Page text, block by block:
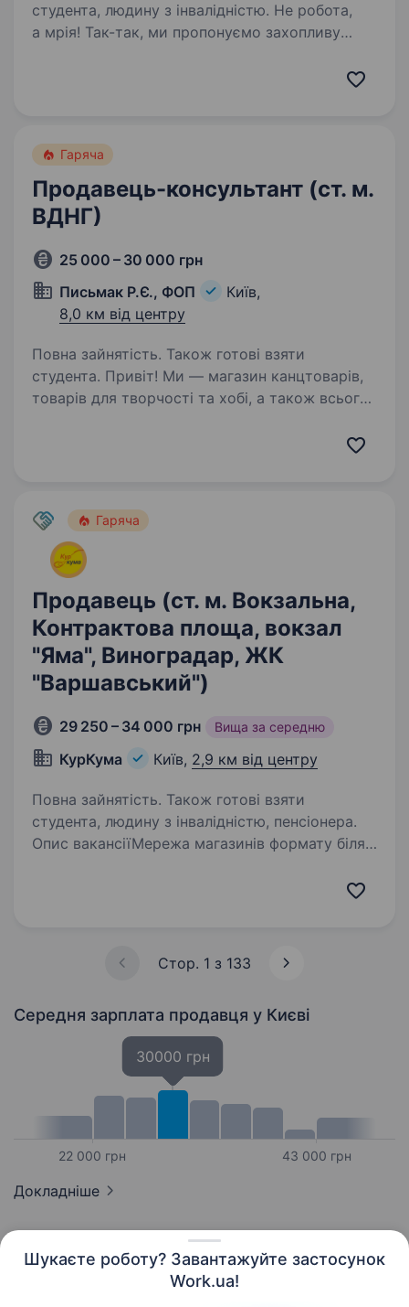
Шукаєте роботу? Завантажуйте застосунок
Work.ua!
студента, людину з інвалідністю. Не робота,
а мрія! Так-так, ми пропонуємо захопливу
з Ябко. Якщо ти цікавишся технікою, любиш
надсилай…
Гаряча
Продавець-консультант (ст. м.
ВДНГ)
25 000 – 30 000 грн
Письмак Р.Є., ФОП
Київ,
8,0 км від центру
Повна зайнятість. Також готові взяти
студента. Привіт! Ми — магазин канцтоварів,
товарів для творчості та хобі, а також всього
метро ВДНГ (100м) у Києві. Якщо тобі цікава
Гаряча
Продавець (ст. м. Вокзальна,
Контрактова площа, вокзал
"Яма", Виноградар, ЖК
"Варшавський")
29 250 – 34 000 грн Вища за середню
КурКума Київ, 2,9 км від центру
Повна зайнятість. Також готові взяти
студента, людину з інвалідністю, пенсіонера.
Опис вакансіїМережа магазинів формату біля
проживання покупців. Якщо Ви шукаєте…
Стор. 1 з 133
Середня зарплата продавця у Києві
22 000 грн
30000 грн
43 000 грн
Докладніше